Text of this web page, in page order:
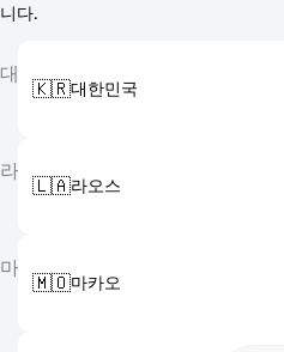
니다.
대
🇰🇷대한민국
라
🇱🇦라오스
마
🇲🇴마카오